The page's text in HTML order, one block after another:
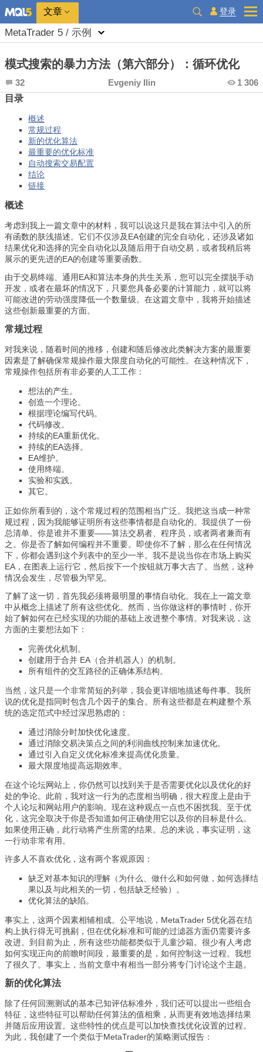
文章 登录
MetaTrader 5 / 示例
模式搜索的暴力方法（第六部分）：循环优化
32 Evgeniy Ilin
1 306
目录
概述
常规过程
新的优化算法
最重要的优化标准
自动搜索交易配置
结论
链接
概述
考虑到我上一篇文章中的材料，我可以说这只是我在算法中引入的所
有函数的肤浅描述。它们不仅涉及EA创建的完全自动化，还涉及诸如
结果优化和选择的完全自动化以及随后用于自动交易，或者我稍后将
展示的更先进的EA的创建等重要函数。
由于交易终端、通用EA和算法本身的共生关系，您可以完全摆脱手动
开发，或者在最坏的情况下，只要您具备必要的计算能力，就可以将
可能改进的劳动强度降低一个数量级。在这篇文章中，我将开始描述
这些创新最重要的方面。
常规过程
对我来说，随着时间的推移，创建和随后修改此类解决方案的最重要
因素是了解确保常规操作最大限度自动化的可能性。在这种情况下，
常规操作包括所有非必要的人工工作：
想法的产生。
创造一个理论。
根据理论编写代码。
代码修改。
持续的EA重新优化。
持续的EA选择。
EA维护。
使用终端。
实验和实践。
其它。
正如你所看到的，这个常规过程的范围相当广泛。我把这当成一种常
规过程，因为我能够证明所有这些事情都是自动化的。我提供了一份
总清单。你是谁并不重要——算法交易者、程序员，或者两者兼而有
之。你是否了解如何编程并不重要。即使你不了解，那么在任何情况
下，你都会遇到这个列表中的至少一半。我不是说当你在市场上购买
EA，在图表上运行它，然后按下一个按钮就万事大吉了。当然，这种
情况会发生，尽管极为罕见。
了解了这一切，首先我必须将最明显的事情自动化。我在上一篇文章
中从概念上描述了所有这些优化。然而，当你做这样的事情时，你开
始了解如何在已经实现的功能的基础上改进整个事情。对我来说，这
方面的主要想法如下：
完善优化机制。
创建用于合并 EA（合并机器人）的机制。
所有组件的交互路径的正确体系结构。
当然，这只是一个非常简短的列举，我会更详细地描述每件事。我所
说的优化是指同时包含几个因子的集合。所有这些都是在构建整个系
统的选定范式中经过深思熟虑的：
通过消除分时加快优化速度。
通过消除交易决策点之间的利润曲线控制来加速优化。
通过引入自定义优化标准来提高优化质量。
最大限度地提高远期效率。
在这个论坛网站上，你仍然可以找到关于是否需要优化以及优化的好
处的争论。此前，我对这一行为的态度相当明确，很大程度上是由于
个人论坛和网站用户的影响。现在这种观点一点也不困扰我。至于优
化，这完全取决于你是否知道如何正确使用它以及你的目标是什么。
如果使用正确，此行动将产生所需的结果。总的来说，事实证明，这
一行动非常有用。
许多人不喜欢优化，这有两个客观原因：
缺乏对基本知识的理解（为什么、做什么和如何做，如何选择结
果以及与此相关的一切，包括缺乏经验）。
优化算法的缺陷。
事实上，这两个因素相辅相成。公平地说，MetaTrader 5优化器在结
构上执行得无可挑剔，但在优化标准和可能的过滤器方面仍需要许多
改进。到目前为止，所有这些功能都类似于儿童沙箱。很少有人考虑
如何实现正向的前瞻时间段，最重要的是，如何控制这一过程。我想
了很久了。事实上，当前文章中有相当一部分将专门讨论这个主题。
新的优化算法
除了任何回溯测试的基本已知评估标准外，我们还可以提出一些组合
特征，这些特征可以帮助任何算法的值相乘，从而更有效地选择结果
并随后应用设置。这些特性的优点是可以加快查找优化设置的过程。
为此，我创建了一个类似于MetaTrader的策略测试报告：